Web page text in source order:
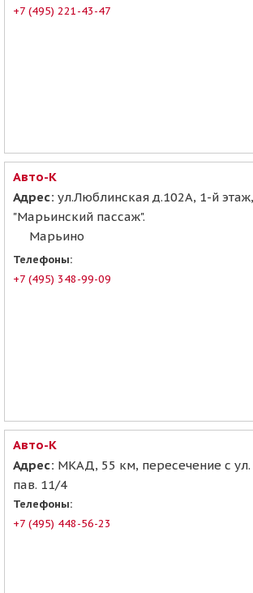
+7 (495) 221-43-47
Авто-К
Адрес: ул.Люблинская д.102А, 1-й
"Марьинский пассаж".
Марьино
Телефоны:
+7 (495) 348-99-09
Авто-К
Адрес: МКАД, 55 км, пересечение с ул.
пав. 11/4
Телефоны:
+7 (495) 448-56-23